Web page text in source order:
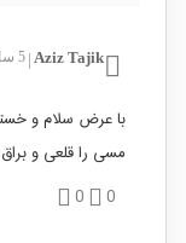
Aziz Tajik 5 سال پیش
با عرض سلام و
مسی را قلعی و
0
0